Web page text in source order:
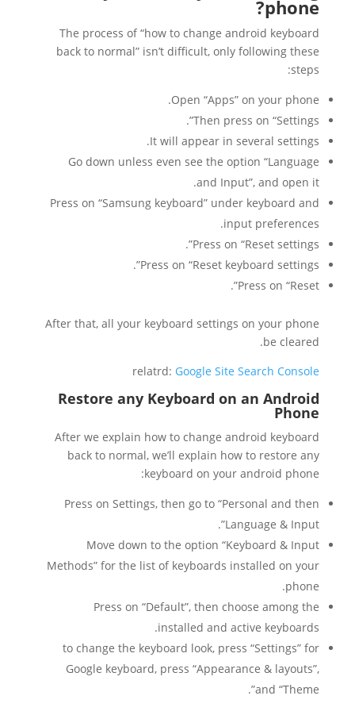
phone?
The process of “how to change android keyboard
back to normal” isn’t difficult, only following these
steps:
Open “Apps” on your phone.
Then press on “Settings”.
It will appear in several settings.
Go down unless even see the option “Language
and Input”, and open it.
Press on “Samsung keyboard” under keyboard and
input preferences.
Press on “Reset settings”.
Press on “Reset keyboard settings”.
Press on “Reset”.
After that, all your keyboard settings on your phone
be cleared.
relatrd: Google Site Search Console
Restore any Keyboard on an Android
Phone
After we explain how to change android keyboard
back to normal, we’ll explain how to restore any
keyboard on your android phone:
Press on Settings, then go to “Personal and then
Language & Input”.
Move down to the option “Keyboard & Input
Methods” for the list of keyboards installed on your
phone.
Press on “Default”, then choose among the
installed and active keyboards.
to change the keyboard look, press “Settings” for
Google keyboard, press “Appearance & layouts”,
and “Theme”.